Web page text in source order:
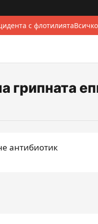
с флотилията
грипната
антибиотик